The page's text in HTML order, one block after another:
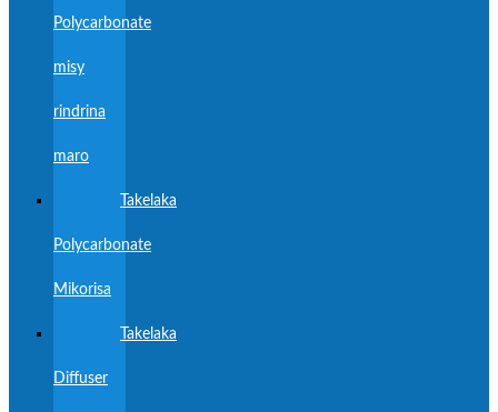
Polycarbonate
misy
rindrina
maro
Takelaka
Polycarbonate
Mikorisa
Takelaka
Diffuser